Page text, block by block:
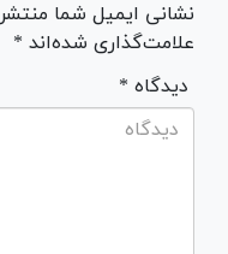
نشانی ایمیل شما
علامت‌گذاری شده‌اند *
* دیدگاه